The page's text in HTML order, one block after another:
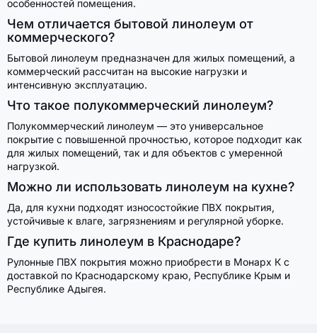
особенностей помещения.
Чем отличается бытовой линолеум от
коммерческого?
Бытовой линолеум предназначен для жилых помещений, а
коммерческий рассчитан на высокие нагрузки и
интенсивную эксплуатацию.
Что такое полукоммерческий линолеум?
Полукоммерческий линолеум — это универсальное
покрытие с повышенной прочностью, которое подходит как
для жилых помещений, так и для объектов с умеренной
нагрузкой.
Можно ли использовать линолеум на кухне?
Да, для кухни подходят износостойкие ПВХ покрытия,
устойчивые к влаге, загрязнениям и регулярной уборке.
Где купить линолеум в Краснодаре?
Рулонные ПВХ покрытия можно приобрести в Монарх К с
доставкой по Краснодарскому краю, Республике Крым и
Республике Адыгея.